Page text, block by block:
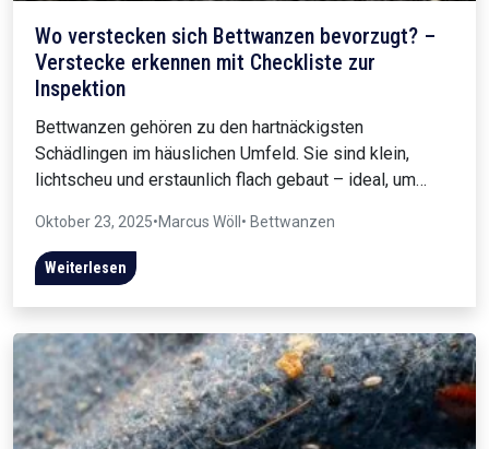
Wo verstecken sich Bettwanzen bevorzugt? –
Verstecke erkennen mit Checkliste zur
Inspektion
Bettwanzen gehören zu den hartnäckigsten
Schädlingen im häuslichen Umfeld. Sie sind klein,
lichtscheu und erstaunlich flach gebaut – ideal, um…
Oktober 23, 2025•Marcus Wöll • Bettwanzen
Weiterlesen